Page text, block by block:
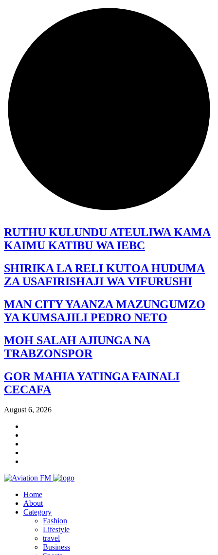
RUTHU KULUNDU ATEULIWA KAMA
KAIMU KATIBU WA IEBC
SHIRIKA LA RELI KUTOA HUDUMA
ZA USAFIRISHAJI WA VIFURUSHI
MAN CITY YAANZA MAZUNGUMZO
YA KUMSAJILI PEDRO NETO
MOH SALAH AJIUNGA NA
TRABZONSPOR
GOR MAHIA YATINGA FAINALI
CECAFA
August 6, 2026
Home
About
Category
Fashion
Lifestyle
travel
Business